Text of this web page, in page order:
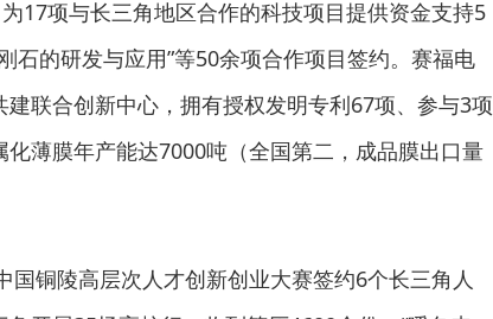
17项与长三角地区合作的科技项目提供资金支持5
石的研发与应用”等50余项合作项目签约。赛福电
联合创新中心，拥有授权发明专利67项、参与3项
薄膜年产能达7000吨（全国第二，成品膜出口量
国铜陵高层次人才创新创业大赛签约6个长三角人